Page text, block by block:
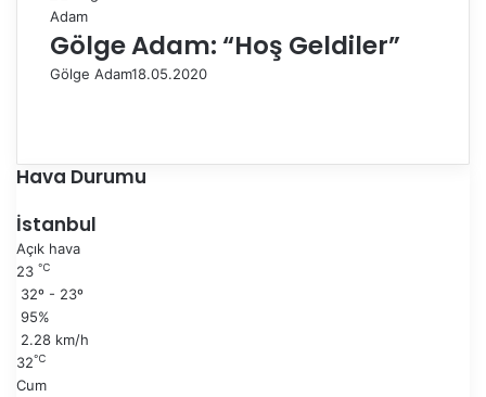
Gölge Adam: “Hoş Geldiler”
Gölge Adam18.05.2020
e
k
s
a
n
k
i
f
Hava Durumu
İstanbul
Açık hava
23 ℃
32º - 23º
95%
2.28 km/h
32℃
Cum